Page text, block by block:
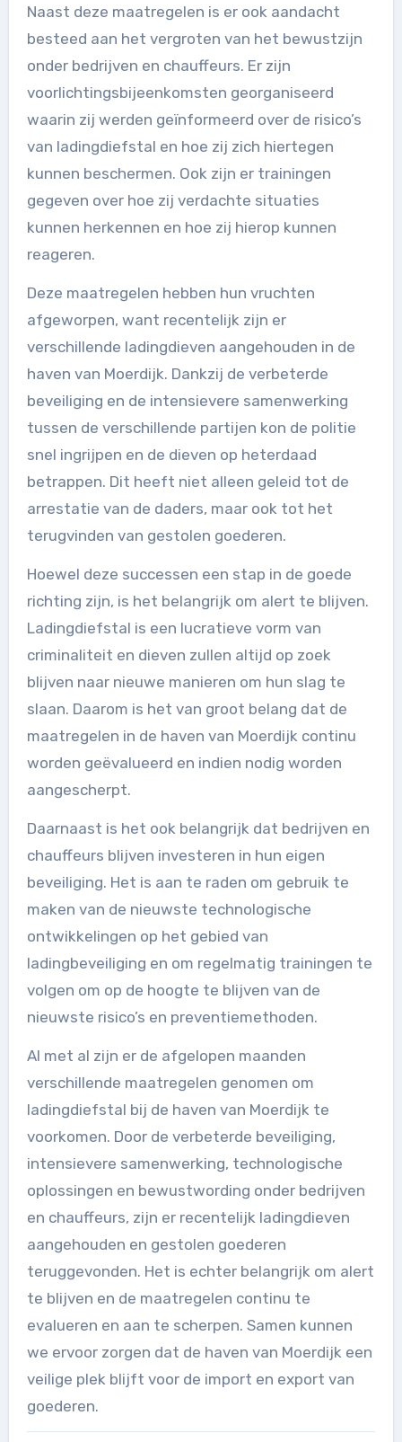
Naast deze maatregelen is er ook aandacht
besteed aan het vergroten van het bewustzijn
onder bedrijven en chauffeurs. Er zijn
voorlichtingsbijeenkomsten georganiseerd
waarin zij werden geïnformeerd over de risico’s
van ladingdiefstal en hoe zij zich hiertegen
kunnen beschermen. Ook zijn er trainingen
gegeven over hoe zij verdachte situaties
kunnen herkennen en hoe zij hierop kunnen
reageren.
Deze maatregelen hebben hun vruchten
afgeworpen, want recentelijk zijn er
verschillende ladingdieven aangehouden in de
haven van Moerdijk. Dankzij de verbeterde
beveiliging en de intensievere samenwerking
tussen de verschillende partijen kon de politie
snel ingrijpen en de dieven op heterdaad
betrappen. Dit heeft niet alleen geleid tot de
arrestatie van de daders, maar ook tot het
terugvinden van gestolen goederen.
Hoewel deze successen een stap in de goede
richting zijn, is het belangrijk om alert te blijven.
Ladingdiefstal is een lucratieve vorm van
criminaliteit en dieven zullen altijd op zoek
blijven naar nieuwe manieren om hun slag te
slaan. Daarom is het van groot belang dat de
maatregelen in de haven van Moerdijk continu
worden geëvalueerd en indien nodig worden
aangescherpt.
Daarnaast is het ook belangrijk dat bedrijven en
chauffeurs blijven investeren in hun eigen
beveiliging. Het is aan te raden om gebruik te
maken van de nieuwste technologische
ontwikkelingen op het gebied van
ladingbeveiliging en om regelmatig trainingen te
volgen om op de hoogte te blijven van de
nieuwste risico’s en preventiemethoden.
Al met al zijn er de afgelopen maanden
verschillende maatregelen genomen om
ladingdiefstal bij de haven van Moerdijk te
voorkomen. Door de verbeterde beveiliging,
intensievere samenwerking, technologische
oplossingen en bewustwording onder bedrijven
en chauffeurs, zijn er recentelijk ladingdieven
aangehouden en gestolen goederen
teruggevonden. Het is echter belangrijk om alert
te blijven en de maatregelen continu te
evalueren en aan te scherpen. Samen kunnen
we ervoor zorgen dat de haven van Moerdijk een
veilige plek blijft voor de import en export van
goederen.